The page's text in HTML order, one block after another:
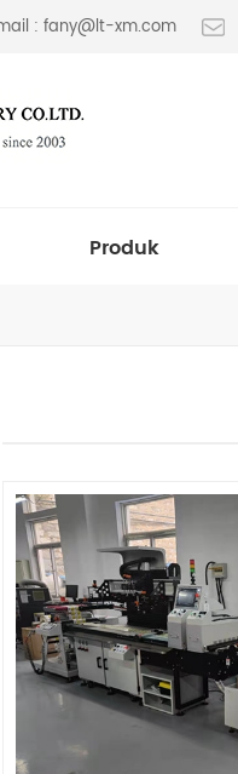
: fany@lt-xm.com
Produk